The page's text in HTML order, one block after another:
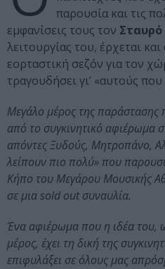
παρουσία και τις
εμφανίσεις τους τον
λειτουργίας του, έρχεται
εορταστική σεζόν για τον
τραγουδήσει γι’ «αυτούς
Μεγάλο μέρος της παράστασης
από το συγκινητικό αφιέρωμα
απόντες Ξυδούς, Μητροπάνο,
λείπουν πιο πολύ» που
Κήπο του Μεγάρου Μουσικής
σε μια sold out συναυλία.
Ένα αφιέρωμα που η ιδέα του,
μέρος, έχει τη δική της
επιφυλάξει σε όλους μας